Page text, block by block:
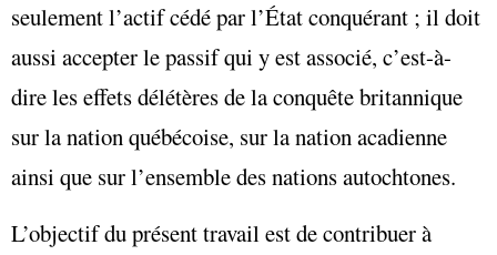
seulement l’actif cédé par l’État conquérant ; il doit
aussi accepter le passif qui y est associé, c’est-à-
dire les effets délétères de la conquête britannique
sur la nation québécoise, sur la nation acadienne
ainsi que sur l’ensemble des nations autochtones.
L’objectif du présent travail est de contribuer à